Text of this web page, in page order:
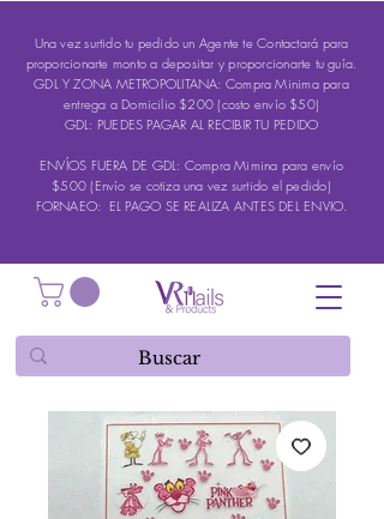
Una vez surtido tu pedido un Agente te Contactará para
proporcionarte monto a depositar y proporcionarte tu guía.
GDL Y ZONA METROPOLITANA: Compra Minima para
entrega a Domicilio $200 (costo envío $50)
GDL: PUEDES PAGAR AL RECIBIR TU PEDIDO
ENVÍOS FUERA DE GDL: Compra Mimina para envío
$500 (Envío se cotiza una vez surtido el pedido)
FORNAEO: EL PAGO SE REALIZA ANTES DEL ENVIO.